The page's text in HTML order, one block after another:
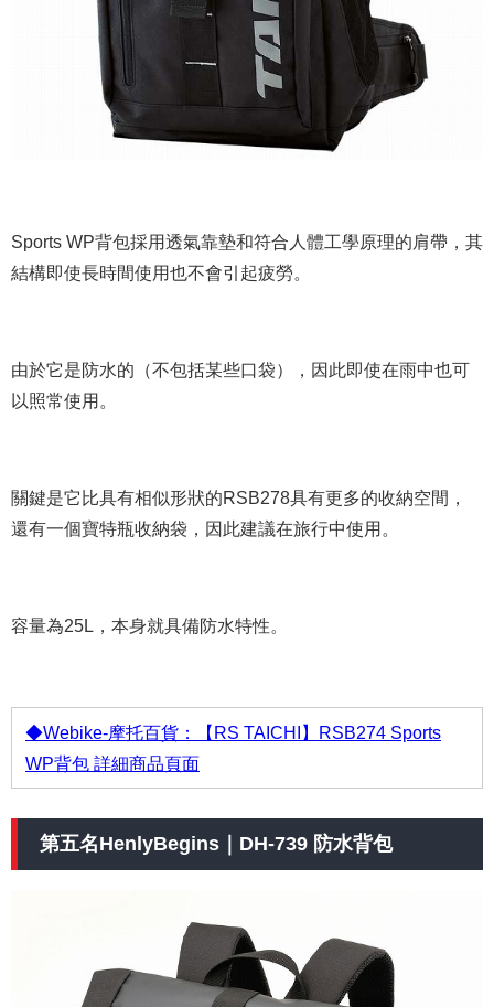
Sports WP背包採用透氣靠墊和符合人體工學原理的肩帶，其
結構即使長時間使用也不會引起疲勞。
由於它是防水的（不包括某些口袋），因此即使在雨中也可
以照常使用。
關鍵是它比具有相似形狀的RSB278具有更多的收納空間，
還有一個寶特瓶收納袋，因此建議在旅行中使用。
容量為25L，本身就具備防水特性。
◆Webike-摩托百貨：【RS TAICHI】RSB274 Sports
WP背包 詳細商品頁面
第五名HenlyBegins｜DH-739 防水背包